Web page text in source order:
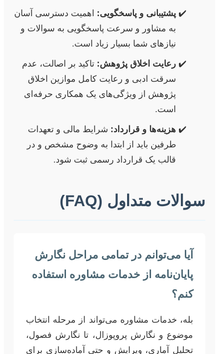
پشتیبانی و پاسخگویی: اهمیت دسترسی آسان
به مشاور و سرعت پاسخگویی به سوالات و
نیازهای شما بسیار زیاد است.
رعایت اخلاق پژوهش: تاکید بر اصالت، عدم
سرقت ادبی و رعایت کامل موازین اخلاق
پژوهش از ویژگی‌های یک همکاری حرفه‌ای
است.
هزینه‌ها و قرارداد: شرایط مالی و تعهدات
طرفین باید از ابتدا به وضوح مشخص و در
قالب یک قرارداد رسمی ثبت شود.
سوالات متداول (FAQ)
آیا می‌توانم در تمامی مراحل نگارش
پایان‌نامه از خدمات مشاوره استفاده
کنم؟
بله، خدمات مشاوره می‌تواند از مرحله انتخاب
موضوع و نگارش پروپوزال، تا نگارش فصول،
تحلیل آماری، ویرایش و حتی آماده‌سازی برای